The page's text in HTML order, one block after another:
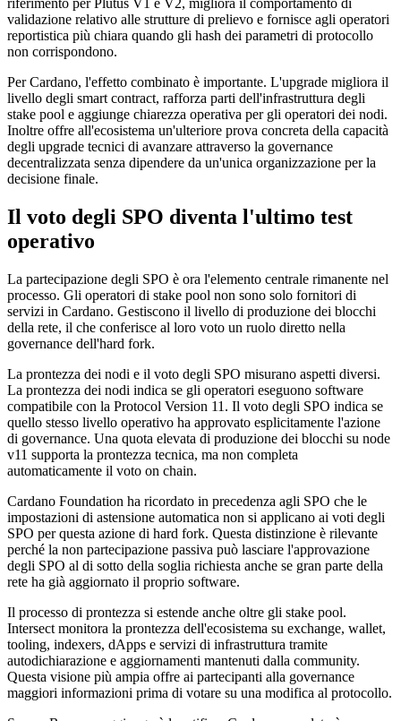
riferimento per Plutus V1 e V2, migliora il comportamento di
validazione relativo alle strutture di prelievo e fornisce agli operatori
reportistica più chiara quando gli hash dei parametri di protocollo
non corrispondono.
Per Cardano, l'effetto combinato è importante. L'upgrade migliora il
livello degli smart contract, rafforza parti dell'infrastruttura degli
stake pool e aggiunge chiarezza operativa per gli operatori dei nodi.
Inoltre offre all'ecosistema un'ulteriore prova concreta della capacità
degli upgrade tecnici di avanzare attraverso la governance
decentralizzata senza dipendere da un'unica organizzazione per la
decisione finale.
Il voto degli SPO diventa l'ultimo test
operativo
La partecipazione degli SPO è ora l'elemento centrale rimanente nel
processo. Gli operatori di stake pool non sono solo fornitori di
servizi in Cardano. Gestiscono il livello di produzione dei blocchi
della rete, il che conferisce al loro voto un ruolo diretto nella
governance dell'hard fork.
La prontezza dei nodi e il voto degli SPO misurano aspetti diversi.
La prontezza dei nodi indica se gli operatori eseguono software
compatibile con la Protocol Version 11. Il voto degli SPO indica se
quello stesso livello operativo ha approvato esplicitamente l'azione
di governance. Una quota elevata di produzione dei blocchi su node
v11 supporta la prontezza tecnica, ma non completa
automaticamente il voto on chain.
Cardano Foundation ha ricordato in precedenza agli SPO che le
impostazioni di astensione automatica non si applicano ai voti degli
SPO per questa azione di hard fork. Questa distinzione è rilevante
perché la non partecipazione passiva può lasciare l'approvazione
degli SPO al di sotto della soglia richiesta anche se gran parte della
rete ha già aggiornato il proprio software.
Il processo di prontezza si estende anche oltre gli stake pool.
Intersect monitora la prontezza dell'ecosistema su exchange, wallet,
tooling, indexers, dApps e servizi di infrastruttura tramite
autodichiarazione e aggiornamenti mantenuti dalla community.
Questa visione più ampia offre ai partecipanti alla governance
maggiori informazioni prima di votare su una modifica al protocollo.